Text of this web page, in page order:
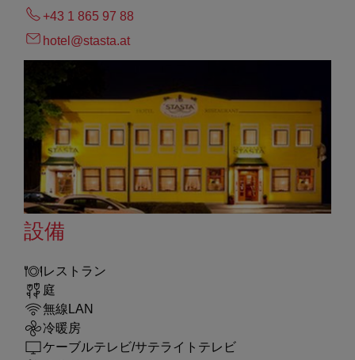
+43 1 865 97 88
hotel@stasta.at
設備
レストラン
庭
無線LAN
冷暖房
ケーブルテレビ/サテライトテレビ